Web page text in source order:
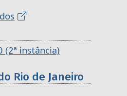
(2ª instância)
Rio de Janeiro